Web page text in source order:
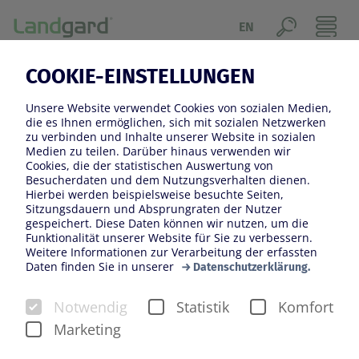
COOKIE-EINSTELLUNGEN
Unsere Website verwendet Cookies von sozialen Medien,
die es Ihnen ermöglichen, sich mit sozialen Netzwerken
zu verbinden und Inhalte unserer Website in sozialen
Medien zu teilen. Darüber hinaus verwenden wir
Cookies, die der statistischen Auswertung von
Besucherdaten und dem Nutzungsverhalten dienen.
Hierbei werden beispielsweise besuchte Seiten,
Sitzungsdauern und Absprungraten der Nutzer
gespeichert. Diese Daten können wir nutzen, um die
Funktionalität unserer Website für Sie zu verbessern.
Weitere Informationen zur Verarbeitung der erfassten
Daten finden Sie in unserer
Datenschutzerklärung.
Notwendig Statistik
Komfort
Marketing
EN
GEMÜSEPFLANZEN BLEIBEN
AUCH 2023 WEITERHIN SEHR
GEFRAGT